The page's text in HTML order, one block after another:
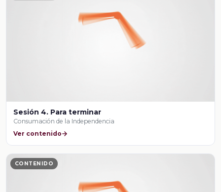
Sesión 4. Para terminar
Consumación de la Independencia
Ver contenido
CONTENIDO